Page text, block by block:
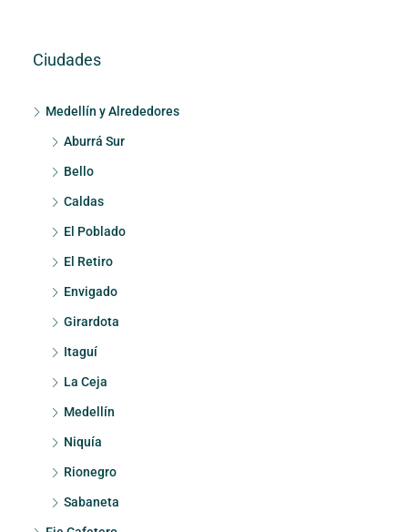
Ciudades
Medellín y Alrededores
Aburrá Sur
Bello
Caldas
El Poblado
El Retiro
Envigado
Girardota
Itaguí
La Ceja
Medellín
Niquía
Rionegro
Sabaneta